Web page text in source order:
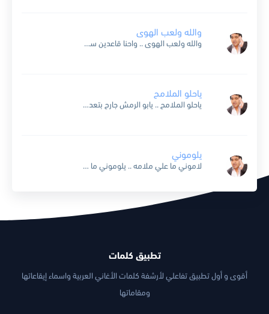
والله ولعب الهوى
والله ولعب الهوى .. واحنا قاعدين سوى الورد راح كده .. والفل جه كده وبقيت من دا ودا .. سلطان اهل الهوى حبيبي السكره .. وغرامو غندره ورقه على ميه...
ياحلو الملامح
ياحلو الملامح .. يابو الرمش جارح بتعدي ونسيمك .. بيهفهف روايح ياحلو .. ياحلو الملامح ياغالي علينا .. واغلى من عنينا ياللي مفيش مثالك .. من الريف والمدينه وشعرك جدايل .....
يلوموني
لاموني ما علي ملامه .. يلوموني ما علي ملامه يا خالك العنبري .. ح اديلك الاسمري ويلوموني ما علي ملامه .. ولاموني ما علي ملامه ولمت السكري .. اشويلك الجمبري...
تطبيق كلمات
أقوى و أول تطبيق تفاعلي لأرشفة كلمات الأغاني العربية واسماء إيقاعاتها
ومقاماتها